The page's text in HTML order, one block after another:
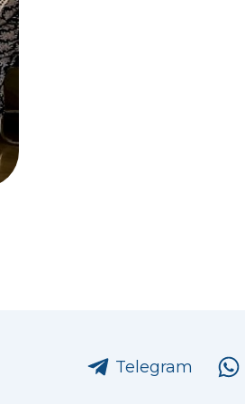
Telegram